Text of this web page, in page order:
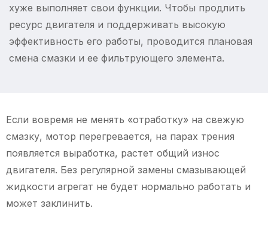
хуже выполняет свои функции. Чтобы продлить
ресурс двигателя и поддерживать высокую
эффективность его работы, проводится плановая
смена смазки и ее фильтрующего элемента.
Если вовремя не менять «отработку» на свежую
смазку, мотор перегревается, на парах трения
появляется выработка, растет общий износ
двигателя. Без регулярной замены смазывающей
жидкости агрегат не будет нормально работать и
может заклинить.